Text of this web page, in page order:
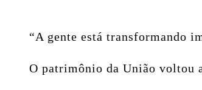
“A gente está transformando
O patrimônio da União voltou